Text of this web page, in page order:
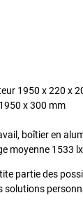
1950 x 220 x
x 300 mm
boîtier en
moyenne 1533
partie des
solutions